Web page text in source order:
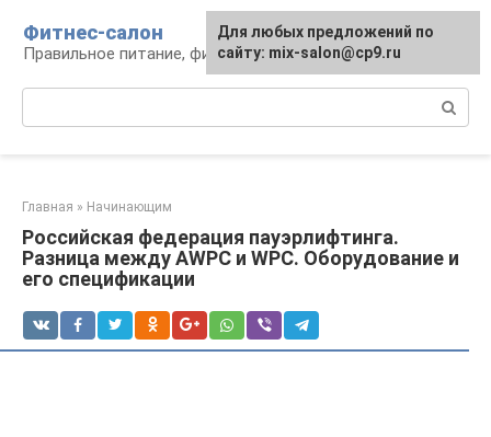
контенту
Фитнес-салон
Правильное питание, фитнес, образ жизни
Главная » Начинающим
Российская федерация пауэрлифтинга.
Разница между AWPC и WPC. Оборудование и
его спецификации
Для любых предложений по
сайту: mix-salon@cp9.ru